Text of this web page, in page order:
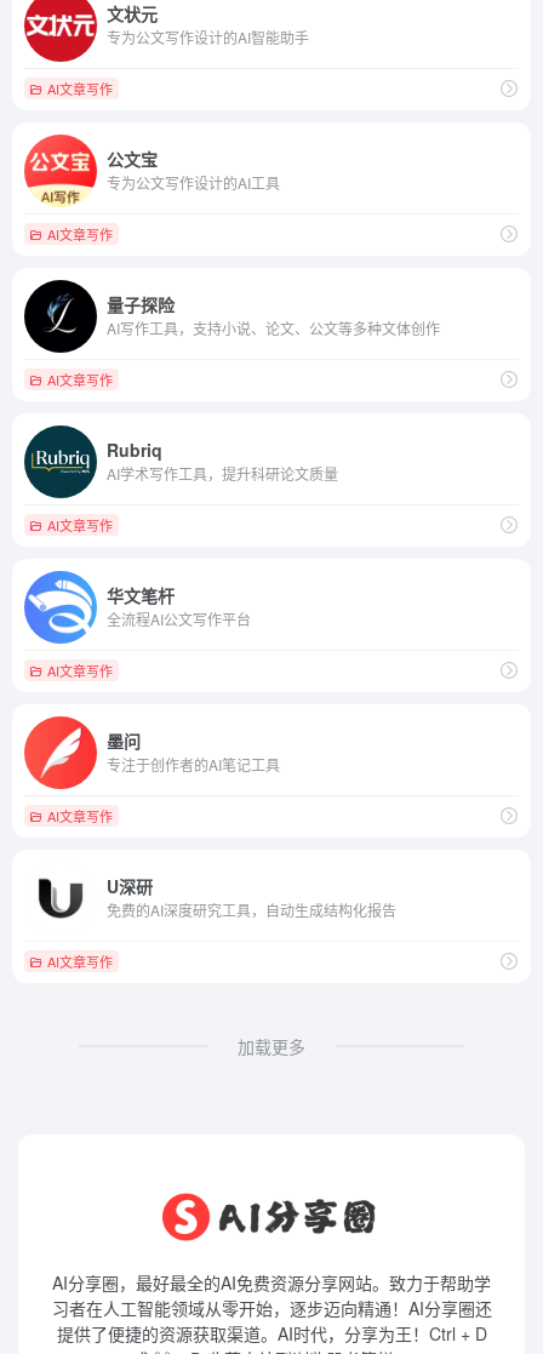
文状元
专为公文写作设计的AI智能助手
AI文章写作
公文宝
专为公文写作设计的AI工具
AI文章写作
量子探险
AI写作工具，支持小说、论文、公文等多种文体创作
AI文章写作
Rubriq
AI学术写作工具，提升科研论文质量
AI文章写作
华文笔杆
全流程AI公文写作平台
AI文章写作
墨问
专注于创作者的AI笔记工具
AI文章写作
U深研
免费的AI深度研究工具，自动生成结构化报告
AI文章写作
加载更多
AI分享圈，最好最全的AI免费资源分享网站。致力于帮助学
习者在人工智能领域从零开始，逐步迈向精通！AI分享圈还
提供了便捷的资源获取渠道。AI时代，分享为王！Ctrl + D